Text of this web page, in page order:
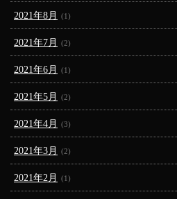
2021年8月 (1)
2021年7月 (2)
2021年6月 (1)
2021年5月 (2)
2021年4月 (3)
2021年3月 (2)
2021年2月 (1)